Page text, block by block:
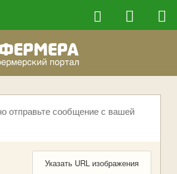
отправьте сообщение с вашей
Указать URL изображения